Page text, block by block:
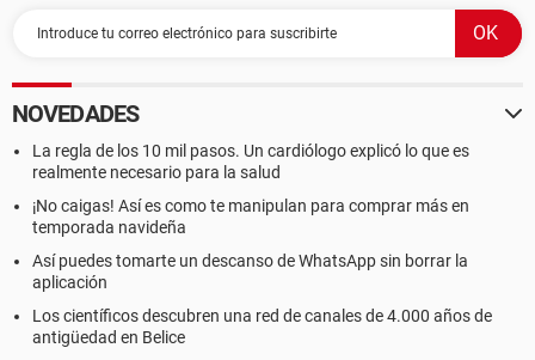
NOVEDADES
La regla de los 10 mil pasos. Un cardiólogo explicó lo que es
realmente necesario para la salud
¡No caigas! Así es como te manipulan para comprar más en
temporada navideña
Así puedes tomarte un descanso de WhatsApp sin borrar la
aplicación
Los científicos descubren una red de canales de 4.000 años de
antigüedad en Belice